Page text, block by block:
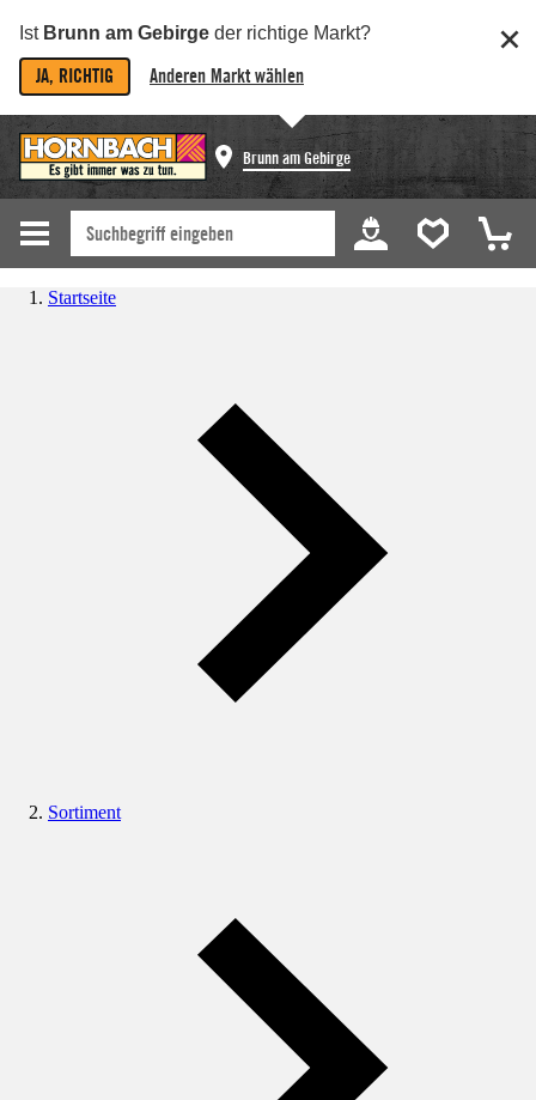
Ist Brunn am Gebirge der richtige Markt?
JA, RICHTIG Anderen Markt wählen
Brunn am Gebirge
Startseite
Sortiment